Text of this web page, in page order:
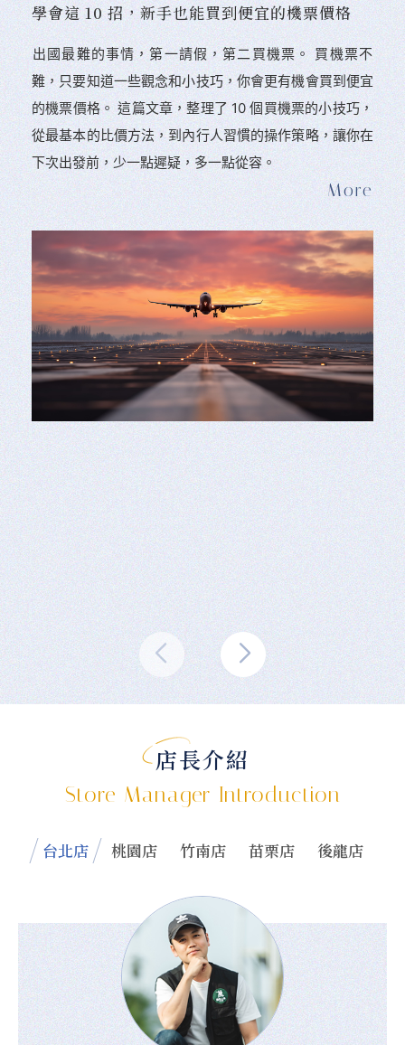
學會這 10 招，新手也能買到便宜的機票價格
󠀠出國最難的事情，第一請假，第二買機票。 󠀠買機票不
難，只要知道一些觀念和小技巧，你會更有機會買到便宜
的機票價格。 這篇文章，整理了 10 個買機票的小技巧，
從最基本的比價方法，到內行人習慣的操作策略，讓你在
下次出發前，少一點遲疑，多一點從容。
店長介紹
Store Manager Introduction
台北店 桃園店 竹南店 苗栗店 後龍店